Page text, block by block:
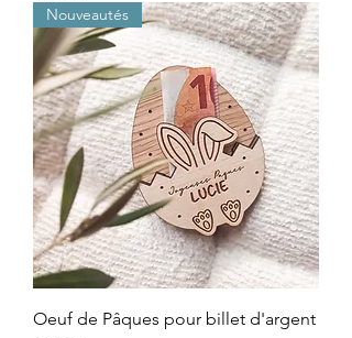
Nouveautés
Oeuf de Pâques pour billet d'argent